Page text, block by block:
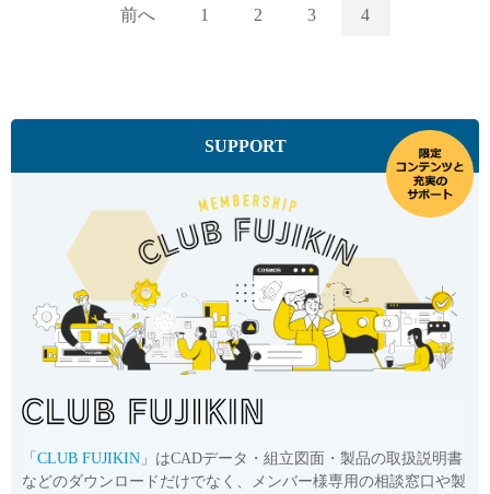
前へ 1 2 3 4
SUPPORT
「 CLUB FUJIKIN 」はCADデータ・組立図面・製品の取扱説明書
などのダウンロードだけでなく、メンバー様専用の相談窓口や製